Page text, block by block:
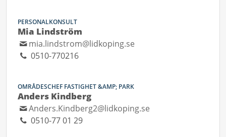
PERSONALKONSULT
Mia Lindström
mia.lindstrom@lidkoping.se
0510-770216
OMRÅDESCHEF FASTIGHET &AMP; PARK
Anders Kindberg
Anders.Kindberg2@lidkoping.se
0510-77 01 29